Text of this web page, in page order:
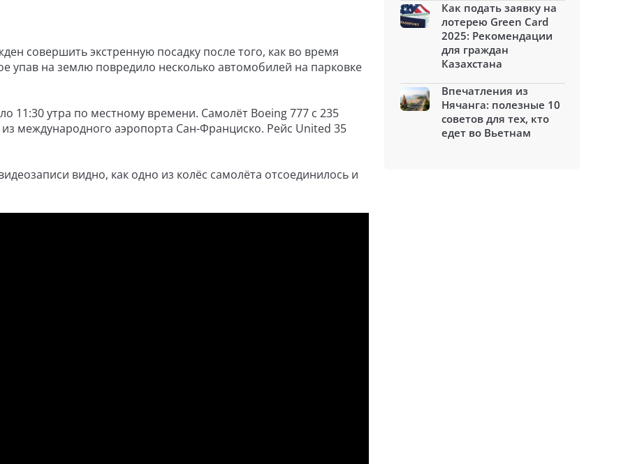
совершить экстренную посадку после того, как во время
упав на землю повредило несколько автомобилей на парковке
11:30 утра по местному времени. Самолёт Boeing 777 с 235
международного аэропорта Сан-Франциско. Рейс United 35
видно, как одно из колёс самолёта отсоединилось и
Как подать заявку на
лотерею Green Card
2025: Рекомендации
для граждан
Казахстана
Впечатления из
Нячанга: полезные 10
советов для тех, кто
едет во Вьетнам